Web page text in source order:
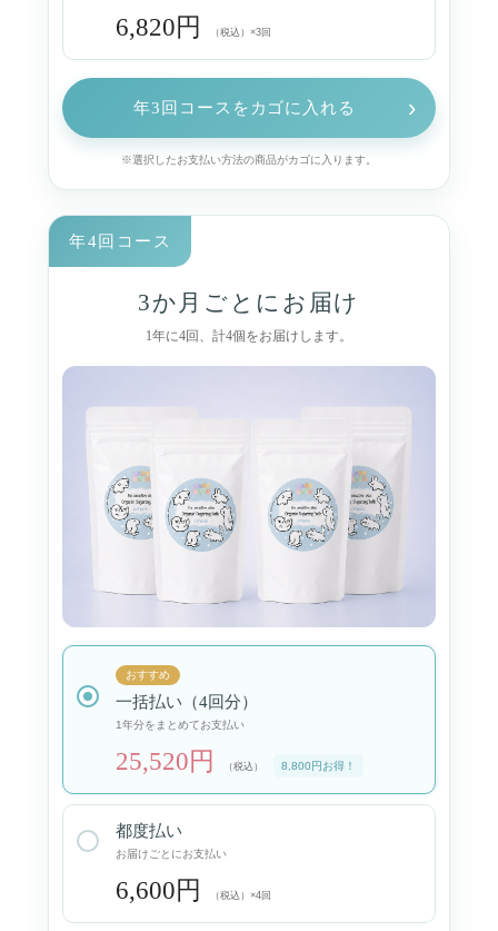
6,820円 （税込）×3回
年3回コースをカゴに入れる ›
※選択したお支払い方法の商品がカゴに入ります。
年4回コース
3か月ごとにお届け
1年に4回、計4個をお届けします。
おすすめ
一括払い（4回分）
1年分をまとめてお支払い
25,520円 （税込） 8,800円お得！
都度払い
お届けごとにお支払い
6,600円 （税込）×4回